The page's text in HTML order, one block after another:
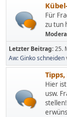
Für
zu tun
Letzter Beitrag:25.
Aw: Ginko schneiden
Hier
usw.